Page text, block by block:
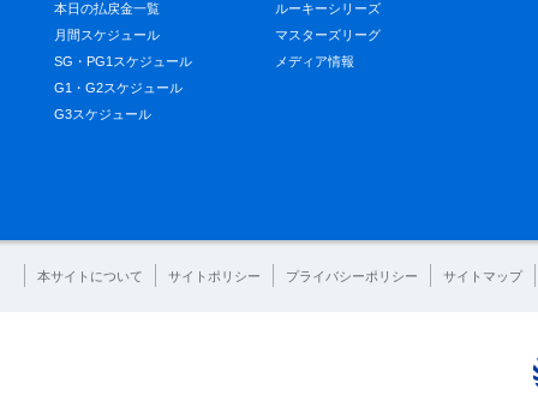
本日の払戻金一覧
月間スケジュール
SG・PG1スケジュール
G1・G2スケジュール
G3スケジュール
ルーキーシリーズ
マスターズリーグ
メディア情報
本サイトについて サイトポリシー プライバシーポリシー サイトマップ